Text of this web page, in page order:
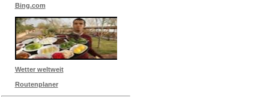
Bing.com
Wetter weltweit
Routenplaner